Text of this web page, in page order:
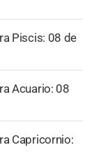
Piscis: 08 de
Acuario: 08
Capricornio: